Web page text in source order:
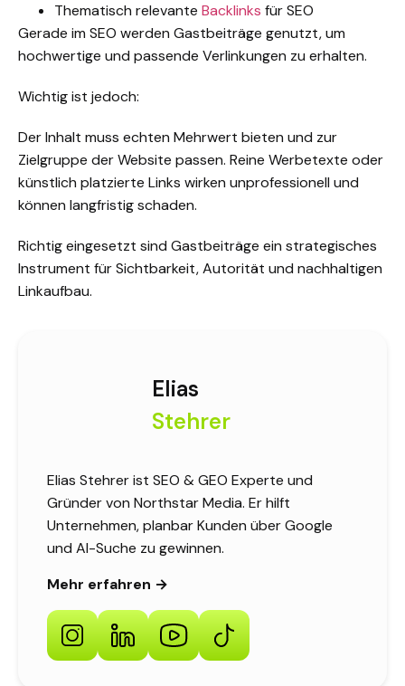
Thematisch relevante Backlinks für SEO
Gerade im SEO werden Gastbeiträge genutzt, um
hochwertige und passende Verlinkungen zu erhalten.
Wichtig ist jedoch:
Der Inhalt muss echten Mehrwert bieten und zur
Zielgruppe der Website passen. Reine Werbetexte oder
künstlich platzierte Links wirken unprofessionell und
können langfristig schaden.
Richtig eingesetzt sind Gastbeiträge ein strategisches
Instrument für Sichtbarkeit, Autorität und nachhaltigen
Linkaufbau.
Elias
Stehrer
Elias Stehrer ist SEO & GEO Experte und
Gründer von Northstar Media. Er hilft
Unternehmen, planbar Kunden über Google
und AI-Suche zu gewinnen.
Mehr erfahren →